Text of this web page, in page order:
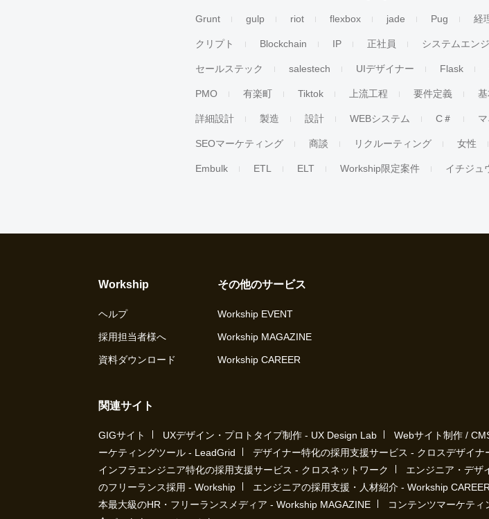
Grunt gulp riot flexbox jade Pug 経
クリプト Blockchain IP 正社員 システムエン
セールステック salestech UIデザイナー Flask
PMO 有楽町 Tiktok 上流工程 要件定義
詳細設計 製造 設計 WEBシステム C＃
SEOマーケティング 商談 リクルーティング 女性
Embulk ETL ELT Workship限定案件 イチジュ
Workship
ヘルプ
採用担当者様へ
資料ダウンロード
その他のサービス
Workship EVENT
Workship MAGAZINE
Workship CAREER
関連サイト
GIGサイト UXデザイン・プロトタイプ制作 - UX Design Lab
Webサイト制作 /
ーケティングツール - LeadGrid
デザイナー特化の採用支援サービス - クロスデザイナ
インフラエンジニア特化の採用支援サービス - クロスネットワーク
エンジニア・デザ
のフリーランス採用 - Workship
エンジニアの採用支援・人材紹介 - Workship CAREER
本最大級のHR・フリーランスメディア - Workship MAGAZINE
コンテンツマーケティ